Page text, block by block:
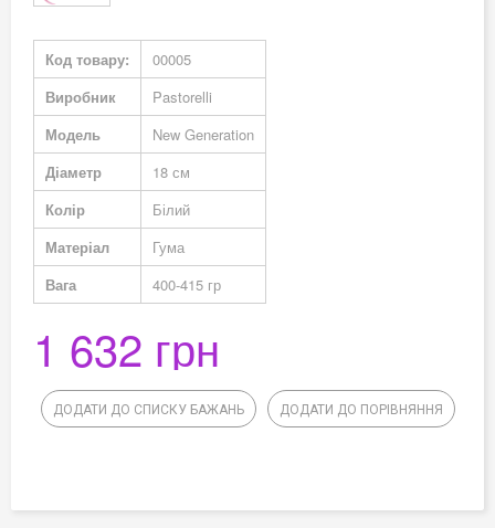
Докладніше
Код товару:
00005
Виробник
Pastorelli
Модель
New Generation
Діаметр
18 см
Колір
Білий
Матеріал
Гума
Вага
400-415 гр
1 632 грн
ДОДАТИ ДО СПИСКУ БАЖАНЬ ДОДАТИ ДО ПОРІВНЯННЯ